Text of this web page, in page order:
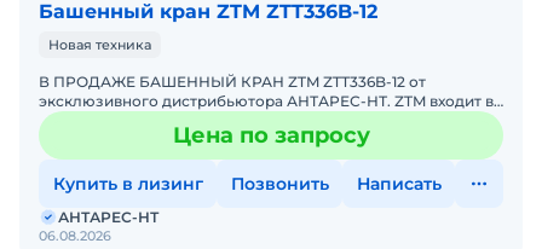
Башенный кран ZTM ZTT336B-12
Новая техника
В ПРОДАЖЕ БАШЕННЫЙ КРАН ZTM ZTT336B-12 от
эксклюзивного дистрибьютора АНТАРЕС-НТ. ZTM входит в
ТОП-10 мировых производителей башенных кранов.
Комплектация кранЦена по запросу
Купить в лизинг Позвонить Написать
06.08.2026
АНТАРЕС-НТ